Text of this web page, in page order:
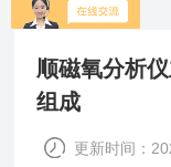
顺磁氧分析
组成
更新时间：